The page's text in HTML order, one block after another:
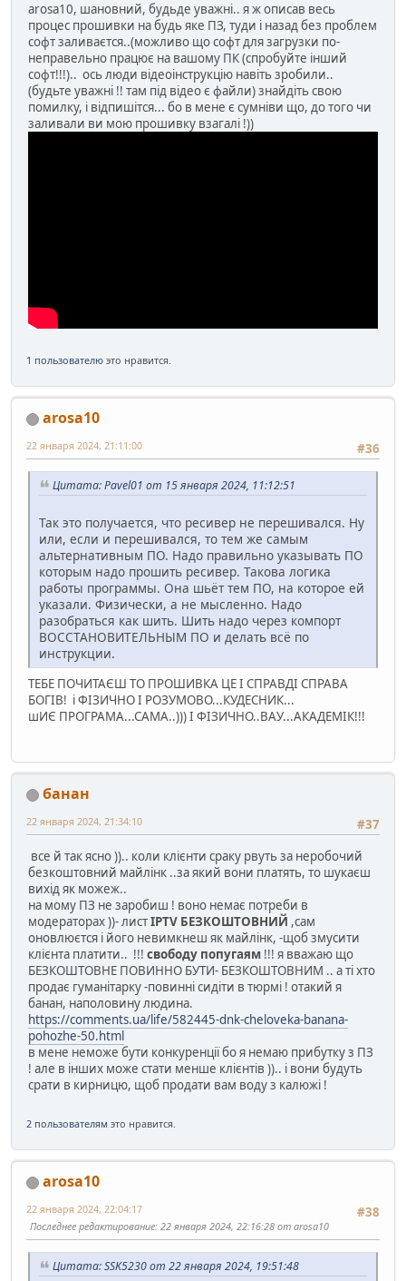
arosa10, шановний, будьде уважні.. я ж описав весь
процес прошивки на будь яке ПЗ, туди і назад без проблем
софт заливаєтся..(можливо що софт для загрузки по-
неправельно працює на вашому ПК (спробуйте інший
софт!!!).. ось люди відеоінструкцію навіть зробили..
(будьте уважні !! там під відео є файли) знайдіть свою
помилку, і відпишітся... бо в мене є сумніви що, до того чи
заливали ви мою прошивку взагалі !))
1 пользователю это нравится.
arosa10
#36
22 января 2024, 21:11:00
Цитата: Pavel01 от 15 января 2024, 11:12:51
Так это получается, что ресивер не перешивался. Ну
или, если и перешивался, то тем же самым
альтернативным ПО. Надо правильно указывать ПО
которым надо прошить ресивер. Такова логика
работы программы. Она шьёт тем ПО, на которое ей
указали. Физически, а не мысленно. Надо
разобраться как шить. Шить надо через компорт
ВОССТАНОВИТЕЛЬНЫМ ПО и делать всё по
инструкции.
ТЕБЕ ПОЧИТАЄШ ТО ПРОШИВКА ЦЕ І СПРАВДІ СПРАВА
БОГІВ! і ФІЗИЧНО І РОЗУМОВО...КУДЕСНИК...
шИЄ ПРОГРАМА...САМА..))) І ФІЗИЧНО..ВАУ...АКАДЕМІК!!!
банан
#37
22 января 2024, 21:34:10
все й так ясно )).. коли клієнти сраку рвуть за неробочий
безкоштовний майлінк ..за який вони платять, то шукаєш
вихід як можеж..
на мому ПЗ не заробиш ! воно немає потреби в
модераторах ))- листIPTV БЕЗКОШТОВНИЙ ,сам
оновлюєтся і його невимкнеш як майлінк, -щоб змусити
клієнта платити.. !!! свободу попугаям !!! я вважаю що
БЕЗКОШТОВНЕ ПОВИННО БУТИ- БЕЗКОШТОВНИМ .. а ті хто
продає гуманітарку -повинні сидіти в тюрмі ! отакий я
банан, наполовину людина.
https://comments.ua/life/582445-dnk-cheloveka-banana-
pohozhe-50.html
в мене неможе бути конкуренції бо я немаю прибутку з ПЗ
! але в інших може стати менше клієнтів )).. і вони будуть
срати в кирницю, щоб продати вам воду з калюжі !
2 пользователям это нравится.
arosa10
#38
22 января 2024, 22:04:17
Последнее редактирование: 22 января 2024, 22:16:28 от arosa10
Цитата: SSK5230 от 22 января 2024, 19:51:48